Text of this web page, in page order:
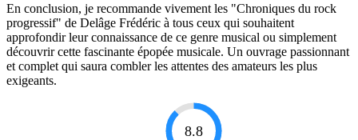
En conclusion, je recommande vivement les "Chroniques du rock
progressif" de Delâge Frédéric à tous ceux qui souhaitent
approfondir leur connaissance de ce genre musical ou simplement
découvrir cette fascinante épopée musicale. Un ouvrage passionnant
et complet qui saura combler les attentes des amateurs les plus
exigeants.
8.8